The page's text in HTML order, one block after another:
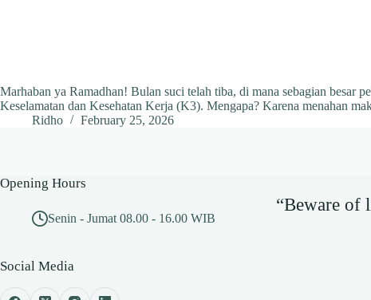
Marhaban ya Ramadhan! Bulan suci telah tiba, di mana sebagian besar
Keselamatan dan Kesehatan Kerja (K3). Mengapa? Karena menahan
Ridho
February 25, 2026
Opening Hours
Senin - Jumat 08.00 - 16.00 WIB
Social Media
“Beware of